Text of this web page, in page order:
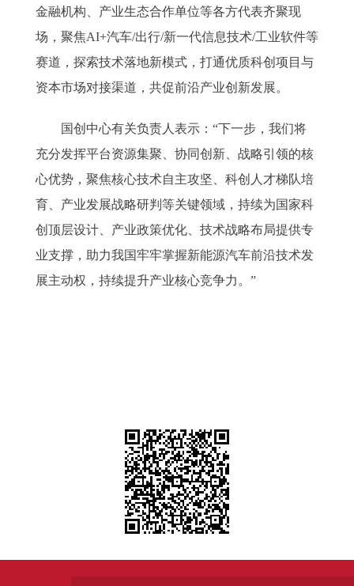
金融机构、产业生态合作单位等各方代表齐聚现
场，聚焦AI+汽车/出行/新一代信息技术/工业软件等
赛道，探索技术落地新模式，打通优质科创项目与
资本市场对接渠道，共促前沿产业创新发展。
国创中心有关负责人表示：“下一步，我们将
充分发挥平台资源集聚、协同创新、战略引领的核
心优势，聚焦核心技术自主攻坚、科创人才梯队培
育、产业发展战略研判等关键领域，持续为国家科
创顶层设计、产业政策优化、技术战略布局提供专
业支撑，助力我国牢牢掌握新能源汽车前沿技术发
展主动权，持续提升产业核心竞争力。”